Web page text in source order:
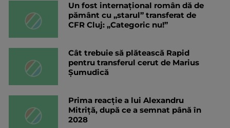
Un fost internațional român dă de
pământ cu „starul” transferat de
CFR Cluj: „Categoric nu!”
Cât trebuie să plătească Rapid
pentru transferul cerut de Marius
Șumudică
Prima reacție a lui Alexandru
Mitriță, după ce a semnat până în
2028